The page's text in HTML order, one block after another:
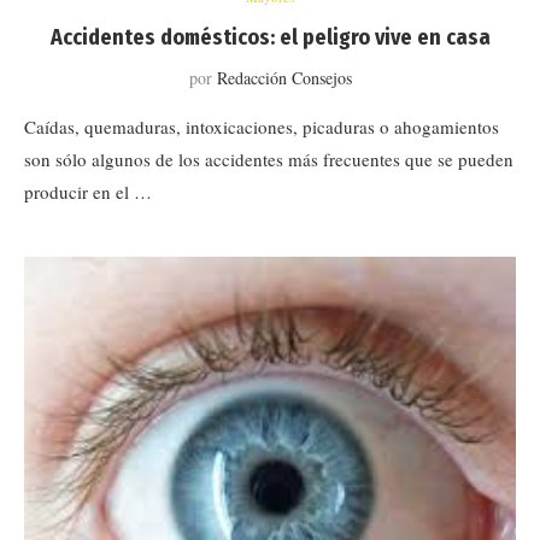
Accidentes domésticos: el peligro vive en casa
por Redacción Consejos
Caídas, quemaduras, intoxicaciones, picaduras o ahogamientos
son sólo algunos de los accidentes más frecuentes que se pueden
producir en el …